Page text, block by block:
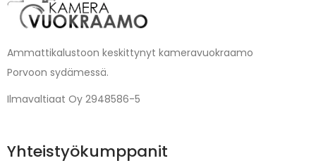
Ammattikalustoon keskittynyt kameravuokraamo
Porvoon sydämessä.
Ilmavaltiaat Oy 2948586-5
Yhteistyökumppanit